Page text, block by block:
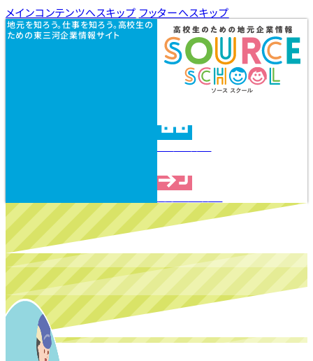
メインコンテンツへスキップ フッターへスキップ
地元を知ろう。仕事を知ろう。高校生の
ための東三河企業情報サイト